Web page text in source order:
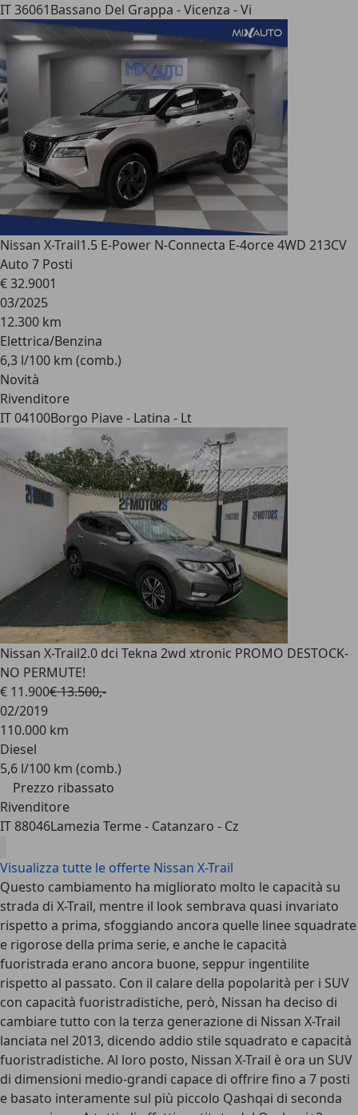
IT 36061Bassano Del Grappa - Vicenza - Vi
Nissan X-Trail1.5 E-Power N-Connecta E-4orce 4WD 213CV
Auto 7 Posti
€ 32.9001
03/2025
12.300 km
Elettrica/Benzina
6,3 l/100 km (comb.)
Novità
Rivenditore
IT 04100Borgo Piave - Latina - Lt
Nissan X-Trail2.0 dci Tekna 2wd xtronic PROMO DESTOCK-
NO PERMUTE!
€ 11.900€ 13.500,-
02/2019
110.000 km
Diesel
5,6 l/100 km (comb.)
Prezzo ribassato
Rivenditore
IT 88046Lamezia Terme - Catanzaro - Cz
Visualizza tutte le offerte Nissan X-Trail
Questo cambiamento ha migliorato molto le capacità su
strada di X-Trail, mentre il look sembrava quasi invariato
rispetto a prima, sfoggiando ancora quelle linee squadrate
e rigorose della prima serie, e anche le capacità
fuoristrada erano ancora buone, seppur ingentilite
rispetto al passato. Con il calare della popolarità per i SUV
con capacità fuoristradistiche, però, Nissan ha deciso di
cambiare tutto con la terza generazione di Nissan X-Trail
lanciata nel 2013, dicendo addio stile squadrato e capacità
fuoristradistiche. Al loro posto, Nissan X-Trail è ora un SUV
di dimensioni medio-grandi capace di offrire fino a 7 posti
e basato interamente sul più piccolo Qashqai di seconda